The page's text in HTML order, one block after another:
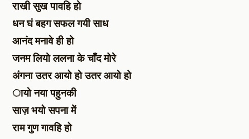
राखी सुख पावहि हो
धन घं बहग सफल गयी साध
आनंद मनावे ही हो
जनम लियो ललना के चाँद मोरे
अंगना उतर आयो हो उतर आयो हो
ायो नया पहुनकी
साज़ भयो सपना में
राम गुण गावहि हो